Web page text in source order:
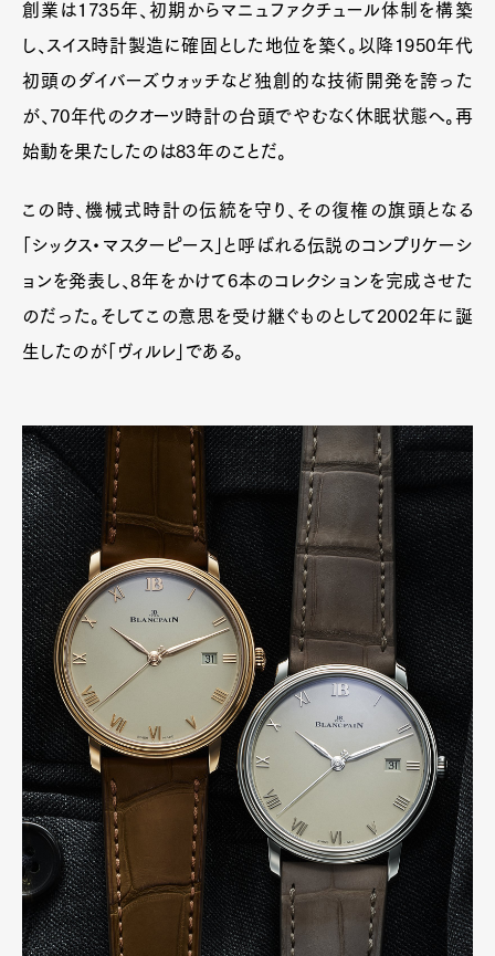
創業は1735年、初期からマニュファクチュール体制を構築
し、スイス時計製造に確固とした地位を築く。以降1950年代
初頭のダイバーズウォッチなど独創的な技術開発を誇った
が、70年代のクオーツ時計の台頭でやむなく休眠状態へ。再
始動を果たしたのは83年のことだ。
この時、機械式時計の伝統を守り、その復権の旗頭となる
「シックス・マスターピース」と呼ばれる伝説のコンプリケーシ
ョンを発表し、8年をかけて6本のコレクションを完成させた
のだった。そしてこの意思を受け継ぐものとして2002年に誕
生したのが「ヴィルレ」である。